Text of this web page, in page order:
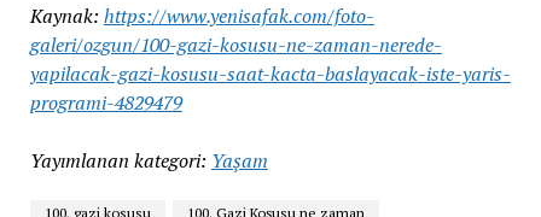
Kaynak: https://www.yenisafak.com/foto-
galeri/ozgun/100-gazi-kosusu-ne-zaman-nerede-
yapilacak-gazi-kosusu-saat-kacta-baslayacak-iste-yaris-
programi-4829479
Yayımlanan kategori: Yaşam
100. gazi kosusu
100. Gazi Koşusu ne zaman